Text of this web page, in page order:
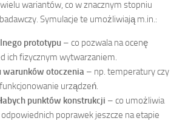
wariantów, co w znacznym stopniu
Symulacje te umożliwiają m.in.:
prototypu – co pozwala na ocenę
ich fizycznym wytwarzaniem.
warunków otoczenia – np. temperatury czy
urządzeń.
punktów konstrukcji – co umożliwia
poprawek jeszcze na etapie